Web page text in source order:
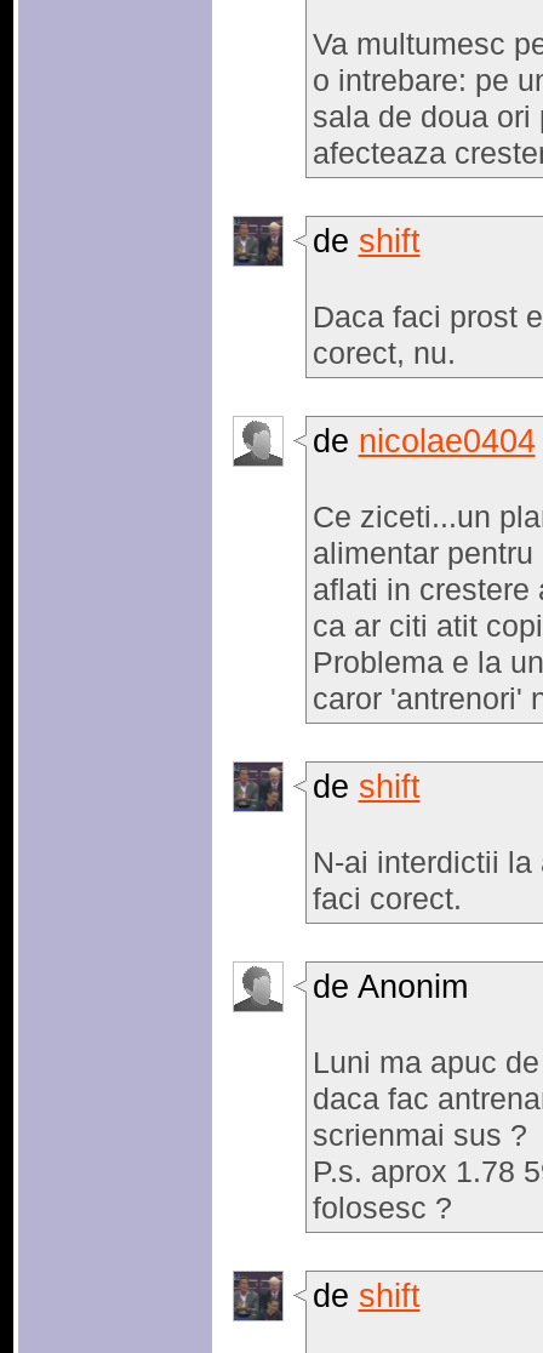
Va multumesc
o intrebare: pe
sala de doua ori
afecteaza
de shift
Daca faci prost
corect, nu.
de nicolae0404
Ce ziceti...un
alimentar
aflati in crestere
ca ar citi atit
Problema e la
caror 'antrenori'
de shift
N-ai interdictii
faci corect.
de Anonim
Luni ma apuc
daca fac
scrienmai sus ?
P.s. aprox 1.78
folosesc ?
de shift